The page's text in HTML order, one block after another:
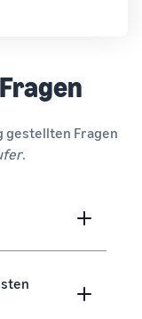
gestellten Fragen
.